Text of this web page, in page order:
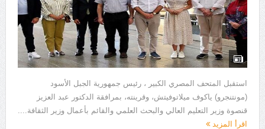
استقبل المتحف المصري الكبير ، رئيس جمهورية الجبل الأسود
(مونتنجرو) ياكوف ميلاتوفيتش، وقرينته، بمرافقة الدكتور عبد العزيز
قنصوة وزير التعليم العالي والبحث العلمي والقائم بأعمال وزير الثقافة....
اقرأ المزيد